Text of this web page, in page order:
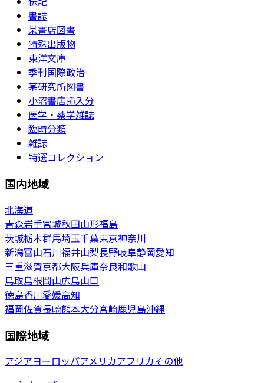
書誌
某書店図書
特殊出版物
東洋文庫
季刊国際政治
某研究所図書
小沼書店挿入分
医学・薬学雑誌
臨時分類
雑誌
特選コレクション
国内地域
北海道
青森岩手宮城秋田山形福島
茨城栃木群馬埼玉千葉東京神奈川
新潟富山石川福井山梨長野岐阜静岡愛知
三重滋賀京都大阪兵庫奈良和歌山
鳥取島根岡山広島山口
徳島香川愛媛高知
福岡佐賀長崎熊本大分宮崎鹿児島沖縄
国際地域
アジアヨーロッパアメリカアフリカその他